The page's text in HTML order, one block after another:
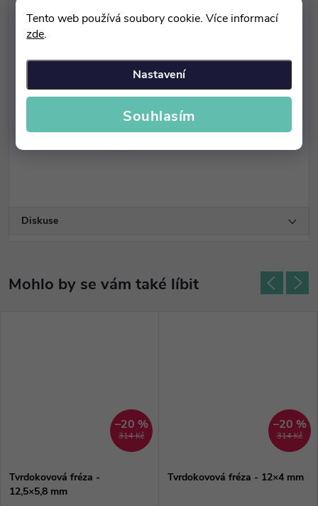
Tento web používá soubory cookie. Více informací
zde.
Nastavení
Souhlasím
teplotách a s velmi tvrdým materiálem.
Jsou určené pro konečné opracování všech kovových
Vhodné i pro opracování keramiky, neboť díky
speciálnímu břitu nehrozí nebezpečí popraskání.
Diskuse
314 Kč
–20 %
Tvrdokovová fréza -
12,5×5,8 mm
314 Kč
–20 %
Tvrdokovová fréza - 12×4 mm